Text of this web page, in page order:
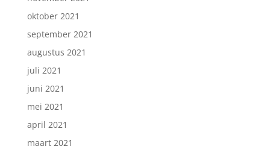
oktober 2021
september 2021
augustus 2021
juli 2021
juni 2021
mei 2021
april 2021
maart 2021